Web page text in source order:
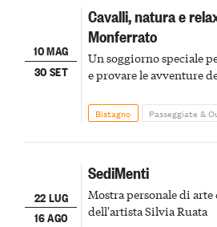
10 MAG
30 SET
Cavalli, natura e
Monferrato
Un soggiorno speciale
e provare le avventure
Bistagno Passeggiate &
22 LUG
16 AGO
SediMenti
Mostra personale di
dell'artista Silvia Ruata